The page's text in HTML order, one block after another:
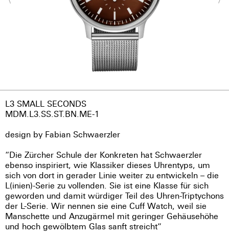
L3 SMALL SECONDS
MDM.L3.SS.ST.BN.ME-1
design by Fabian Schwaerzler
“Die Zürcher Schule der Konkreten hat Schwaerzler
ebenso inspiriert, wie Klassiker dieses Uhrentyps, um
sich von dort in gerader Linie weiter zu entwickeln – die
L(inien)-Serie zu vollenden. Sie ist eine Klasse für sich
geworden und damit würdiger Teil des Uhren-Triptychons
der L-Serie. Wir nennen sie eine Cuff Watch, weil sie
Manschette und Anzugärmel mit geringer Gehäusehöhe
und hoch gewölbtem Glas sanft streicht”